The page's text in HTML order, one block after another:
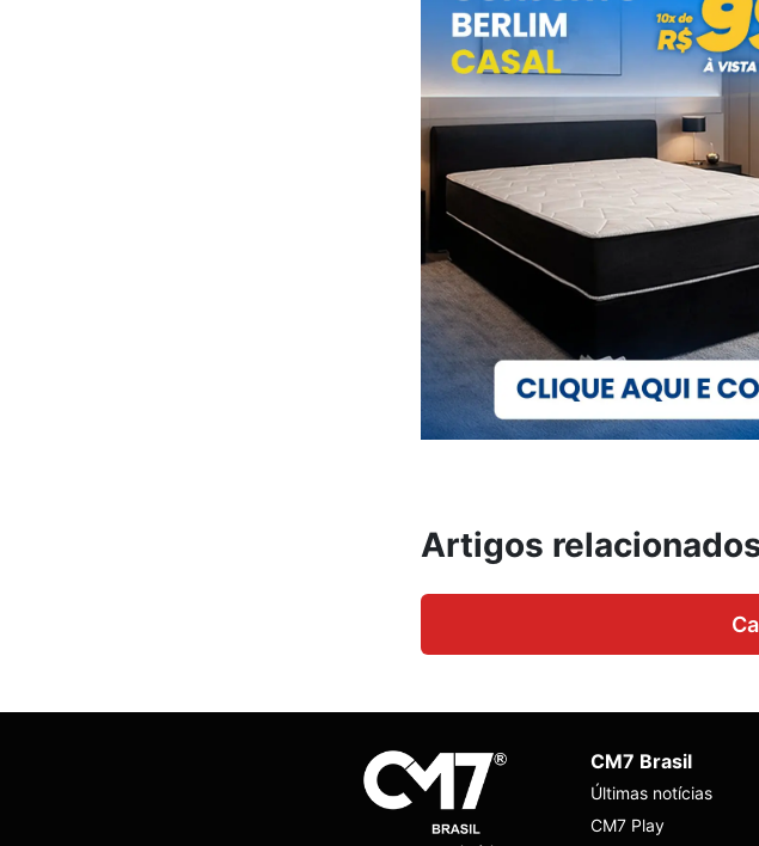
Artigos
CM7 Brasil
Últimas notícias
CM7 Play